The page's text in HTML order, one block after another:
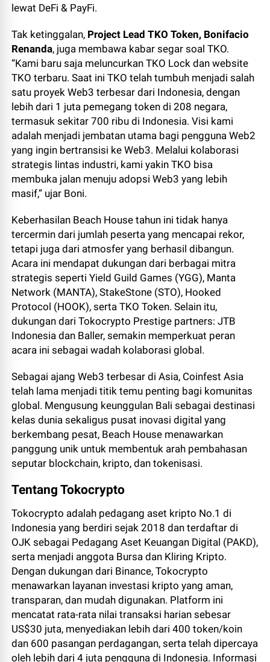
lewat DeFi & PayFi.
Tak ketinggalan, Project Lead TKO Token, Bonifacio
Renanda, juga membawa kabar segar soal TKO.
“Kami baru saja meluncurkan TKO Lock dan website
TKO terbaru. Saat ini TKO telah tumbuh menjadi salah
satu proyek Web3 terbesar dari Indonesia, dengan
lebih dari 1 juta pemegang token di 208 negara,
termasuk sekitar 700 ribu di Indonesia. Visi kami
adalah menjadi jembatan utama bagi pengguna Web2
yang ingin bertransisi ke Web3. Melalui kolaborasi
strategis lintas industri, kami yakin TKO bisa
membuka jalan menuju adopsi Web3 yang lebih
masif,” ujar Boni.
Keberhasilan Beach House tahun ini tidak hanya
tercermin dari jumlah peserta yang mencapai rekor,
tetapi juga dari atmosfer yang berhasil dibangun.
Acara ini mendapat dukungan dari berbagai mitra
strategis seperti Yield Guild Games (YGG), Manta
Network (MANTA), StakeStone (STO), Hooked
Protocol (HOOK), serta TKO Token. Selain itu,
dukungan dari Tokocrypto Prestige partners: JTB
Indonesia dan Baller, semakin memperkuat peran
acara ini sebagai wadah kolaborasi global.
Sebagai ajang Web3 terbesar di Asia, Coinfest Asia
telah lama menjadi titik temu penting bagi komunitas
global. Mengusung keunggulan Bali sebagai destinasi
kelas dunia sekaligus pusat inovasi digital yang
berkembang pesat, Beach House menawarkan
panggung unik untuk membentuk arah pembahasan
seputar blockchain, kripto, dan tokenisasi.
Tentang Tokocrypto
Tokocrypto adalah pedagang aset kripto No.1 di
Indonesia yang berdiri sejak 2018 dan terdaftar di
OJK sebagai Pedagang Aset Keuangan Digital (PAKD),
serta menjadi anggota Bursa dan Kliring Kripto.
Dengan dukungan dari Binance, Tokocrypto
menawarkan layanan investasi kripto yang aman,
transparan, dan mudah digunakan. Platform ini
mencatat rata-rata nilai transaksi harian sebesar
US$30 juta, menyediakan lebih dari 400 token/koin
dan 600 pasangan perdagangan, serta telah dipercaya
oleh lebih dari 4 juta pengguna di Indonesia. Informasi